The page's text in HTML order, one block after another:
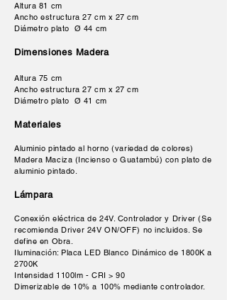
Altura 81 cm
Ancho estructura 27 cm x 27 cm
Diámetro plato Ø 44 cm
Dimensiones Madera
Altura 75 cm
Ancho estructura 27 cm x 27 cm
Diámetro plato Ø 41 cm
Materiales
Aluminio pintado al horno (variedad de colores)
Madera Maciza (Incienso o Guatambú) con plato de
aluminio pintado.
Lámpara
Conexión eléctrica de 24V. Controlador y Driver (Se
recomienda Driver 24V ON/OFF) no incluidos. Se
define en Obra.
Iluminación: Placa LED Blanco Dinámico de 1800K a
2700K
Intensidad 1100lm - CRI > 90
Dimerizable de 10% a 100% mediante controlador.